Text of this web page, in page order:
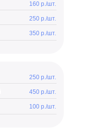
160 р./шт.
250 р./шт.
350 р./шт.
250 р./шт.
450 р./шт.
100 р./шт.